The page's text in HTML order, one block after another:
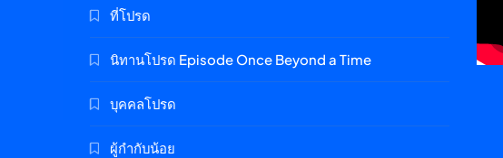
ที่โปรด
นิทานโปรด Episode Once Beyond a Time
บุคคลโปรด
ผู้กำกับน้อย